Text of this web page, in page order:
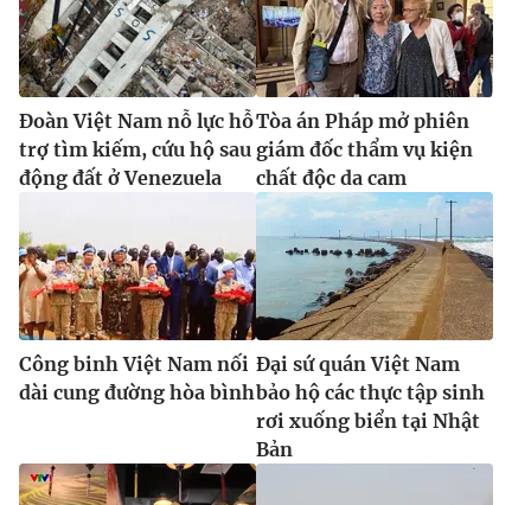
Đoàn Việt Nam nỗ lực hỗ
trợ tìm kiếm, cứu hộ sau
động đất ở Venezuela
Tòa án Pháp mở phiên
giám đốc thẩm vụ kiện
chất độc da cam
Công binh Việt Nam nối
dài cung đường hòa bình
Đại sứ quán Việt Nam
bảo hộ các thực tập sinh
rơi xuống biển tại Nhật
Bản